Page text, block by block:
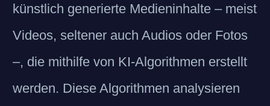
künstlich generierte Medieninhalte – meist
Videos, seltener auch Audios oder Fotos
–, die mithilfe von KI-Algorithmen erstellt
werden. Diese Algorithmen analysieren